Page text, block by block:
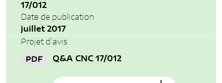
AUTRES DOCUMENTS
FREN
17/012
Date de publication
juillet 2017
Projet d’avis
PDF Q&A CNC 17/012